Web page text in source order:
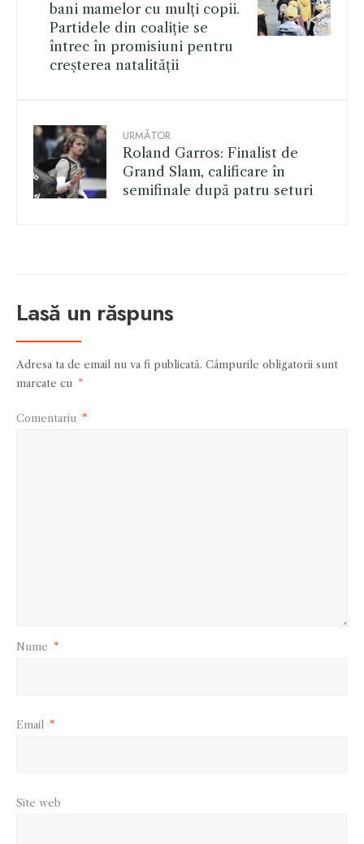
bani mamelor cu mulți copii.
Partidele din coaliție se
întrec în promisiuni pentru
creșterea natalității
URMĂTOR
Roland Garros: Finalist de
Grand Slam, calificare în
semifinale după patru seturi
Lasă un răspuns
Adresa ta de email nu va fi publicată. Câmpurile obligatorii sunt
marcate cu *
Comentariu *
Nume *
Email *
Site web